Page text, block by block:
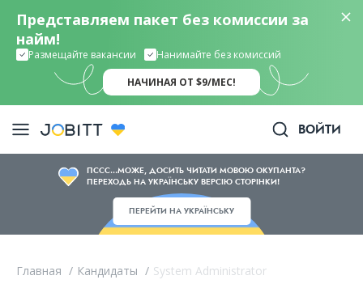
Представляем пакет без комиссии за
найм!
Размещайте вакансии Нанимайте без комиссий
НАЧИНАЯ ОТ $9/МЕС!
ВОЙТИ
ПССС...МОЖЕ, ДОСИТЬ ЧИТАТИ МОВОЮ ОКУПАНТА?
ПЕРЕХОДЬ НА УКРАЇНСЬКУ ВЕРСІЮ СТОРІНКИ!
ПЕРЕЙТИ НА УКРАЇНСЬКУ
Главная / Кандидаты / System Administrator